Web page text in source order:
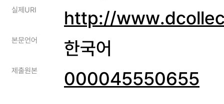
실제URI http://
본문언어 한국어
제출원본 000045550655